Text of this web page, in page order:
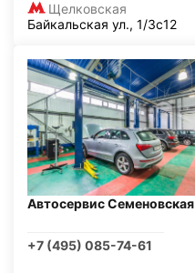
Щелковская
Байкальская ул., 1/3с12
Автосервис Семеновская
+7 (495) 085-74-61